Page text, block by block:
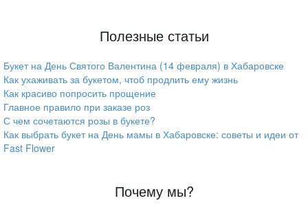
Полезные статьи
Букет на День Святого Валентина (14 февраля) в Хабаровске
Как ухаживать за букетом, чтоб продлить ему жизнь
Как красиво попросить прощение
Главное правило при заказе роз
С чем сочетаются розы в букете?
Как выбрать букет на День мамы в Хабаровске: советы и идеи от
Fast Flower
Почему мы?